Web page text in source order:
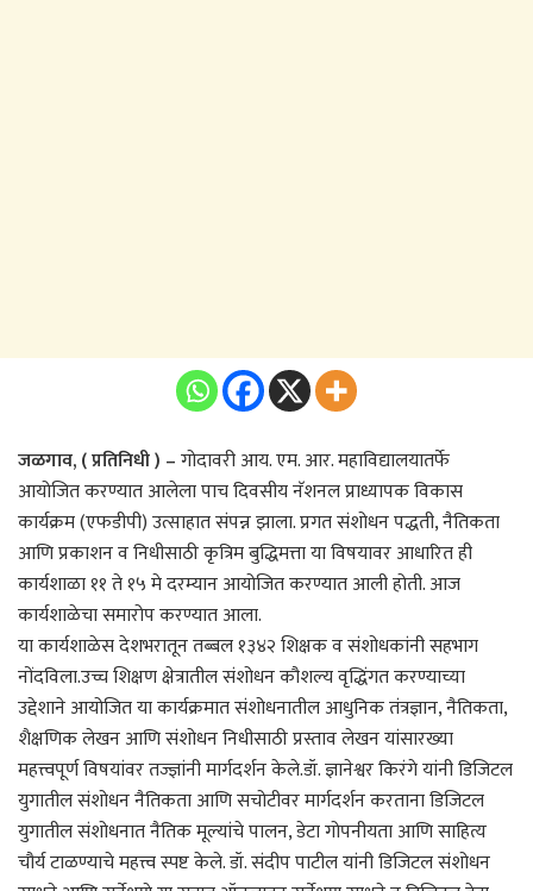
जळगाव, ( प्रतिनिधी ) –गोदावरी आय. एम. आर. महाविद्यालयातर्फे
आयोजित करण्यात आलेला पाच दिवसीय नॅशनल प्राध्यापक विकास
कार्यक्रम (एफडीपी) उत्साहात संपन्न झाला. प्रगत संशोधन पद्धती, नैतिकता
आणि प्रकाशन व निधीसाठी कृत्रिम बुद्धिमत्ता या विषयावर आधारित ही
कार्यशाळा ११ ते १५ मे दरम्यान आयोजित करण्यात आली होती. आज
कार्यशाळेचा समारोप करण्यात आला.
या कार्यशाळेस देशभरातून तब्बल १३४२ शिक्षक व संशोधकांनी सहभाग
नोंदविला.उच्च शिक्षण क्षेत्रातील संशोधन कौशल्य वृद्धिंगत करण्याच्या
उद्देशाने आयोजित या कार्यक्रमात संशोधनातील आधुनिक तंत्रज्ञान, नैतिकता,
शैक्षणिक लेखन आणि संशोधन निधीसाठी प्रस्ताव लेखन यांसारख्या
महत्त्वपूर्ण विषयांवर तज्ज्ञांनी मार्गदर्शन केले.डॉ. ज्ञानेश्वर किरंगे यांनी डिजिटल
युगातील संशोधन नैतिकता आणि सचोटीवर मार्गदर्शन करताना डिजिटल
युगातील संशोधनात नैतिक मूल्यांचे पालन, डेटा गोपनीयता आणि साहित्य
चौर्य टाळण्याचे महत्त्व स्पष्ट केले. डॉ. संदीप पाटील यांनी डिजिटल संशोधन